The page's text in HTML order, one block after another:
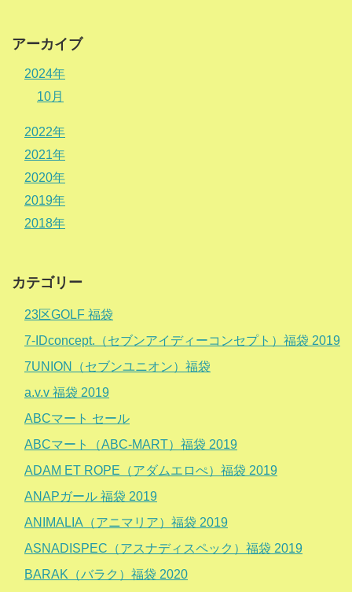
アーカイブ
2024年
10月
2022年
2021年
2020年
2019年
2018年
カテゴリー
23区GOLF 福袋
7-IDconcept.（セブンアイディーコンセプト）福袋 2019
7UNION（セブンユニオン）福袋
a.v.v 福袋 2019
ABCマート セール
ABCマート（ABC-MART）福袋 2019
ADAM ET ROPE（アダムエロぺ）福袋 2019
ANAPガール 福袋 2019
ANIMALIA（アニマリア）福袋 2019
ASNADISPEC（アスナディスペック）福袋 2019
BARAK（バラク）福袋 2020